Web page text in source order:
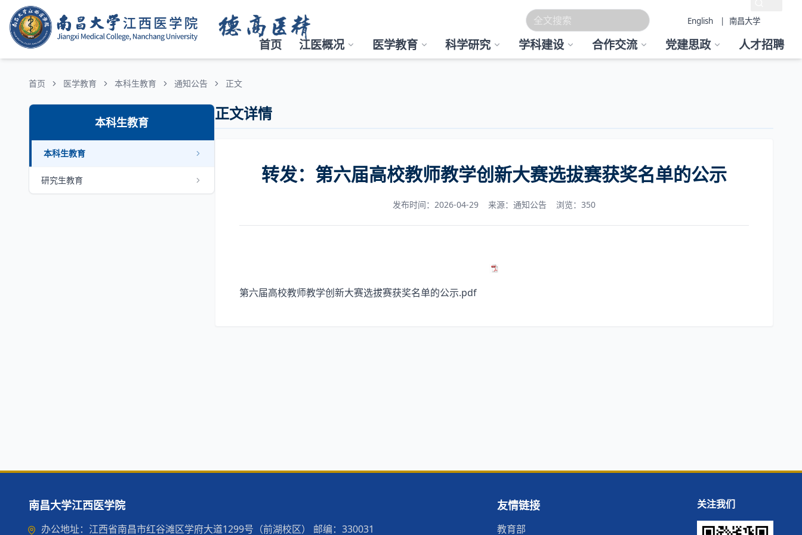
English | 南昌大学
首页 江医概况 医学教育 科学研究 学科建设 合作交流 党建思政 人才招聘
首页 医学教育 本科生教育 通知公告 正文
本科生教育
本科生教育
研究生教育
正文详情
转发：第六届高校教师教学创新大赛选拔赛获奖名单的公示
发布时间：2026-04-29 来源：通知公告 浏览： 350
第六届高校教师教学创新大赛选拔赛获奖名单的公示.pdf
南昌大学江西医学院
办公地址：江西省南昌市红谷滩区学府大道1299号（前湖校区） 邮编：330031
友情链接
教育部
关注我们